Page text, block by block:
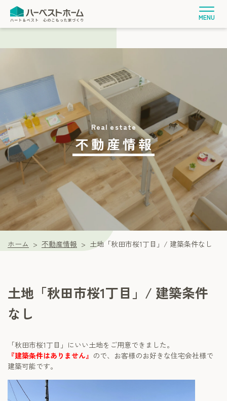
MENU
不動産情報
ホーム 不動産情報 土地「秋田市桜1丁目」/ 建築条件なし
土地「秋田市桜1丁目」/ 建築条件
なし
「秋田市桜1丁目」にいい土地をご用意できました。
『建築条件はありません』 ので、お客様のお好きな住宅会社様で
建築可能です。